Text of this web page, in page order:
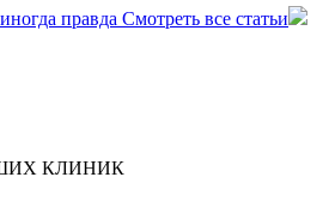
правда Смотреть все статьи
КЛИНИК